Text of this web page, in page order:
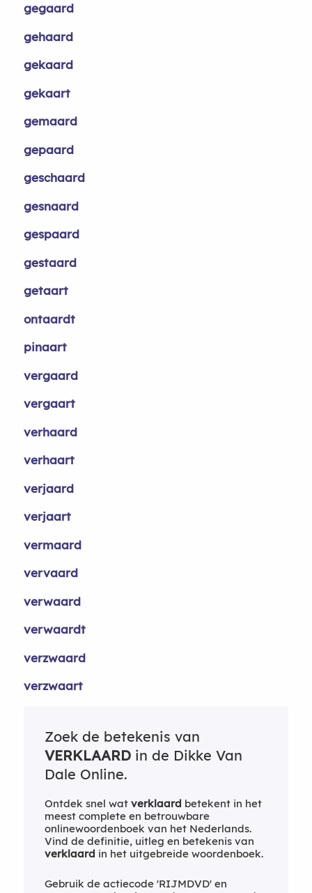
gegaard
gehaard
gekaard
gekaart
gemaard
gepaard
geschaard
gesnaard
gespaard
gestaard
getaart
ontaardt
pinaart
vergaard
vergaart
verhaard
verhaart
verjaard
verjaart
vermaard
vervaard
verwaard
verwaardt
verzwaard
verzwaart
Zoek de betekenis van
VERKLAARDin de Dikke Van
Dale Online.
Ontdek snel wat verklaard betekent in het
meest complete en betrouwbare
onlinewoordenboek van het Nederlands.
Vind de definitie, uitleg en betekenis van
verklaard in het uitgebreide woordenboek.
Gebruik de actiecode 'RIJMDVD' en